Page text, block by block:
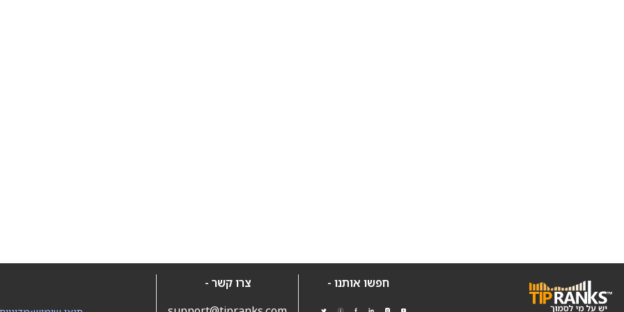
חפשו אותנו -
צרו קשר -